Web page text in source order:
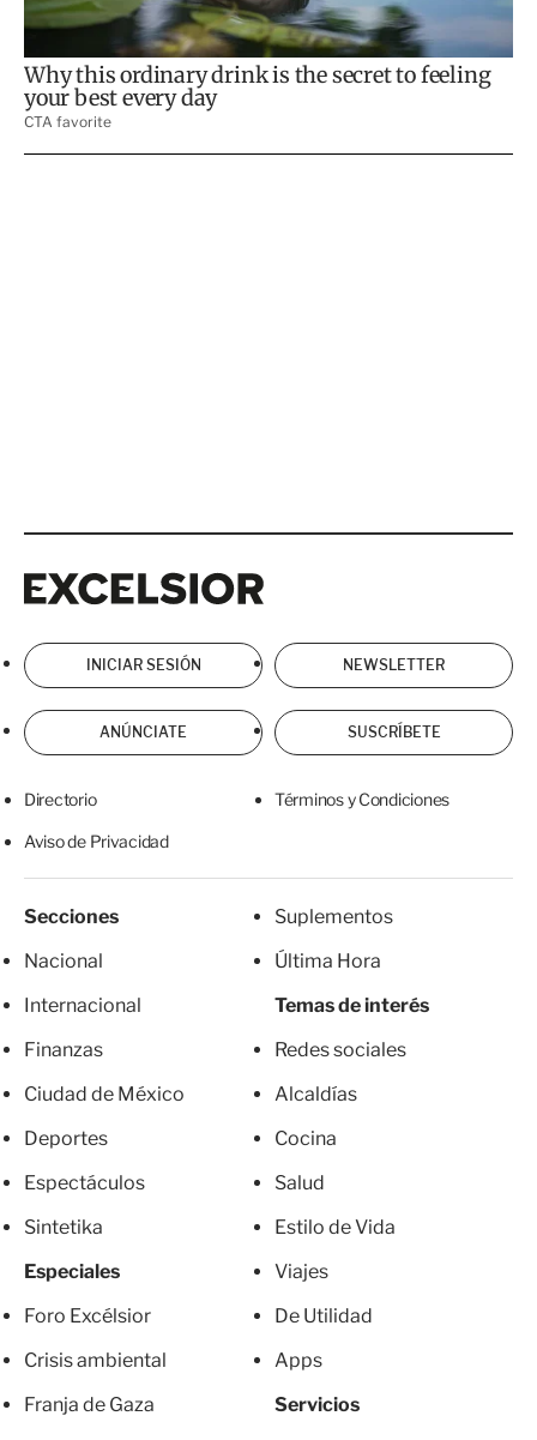
INICIAR SESIÓN NEWSLETTER
ANÚNCIATE SUSCRÍBETE
Directorio Términos y Condiciones
Aviso de Privacidad
Secciones
Nacional
Internacional
Finanzas
Ciudad de México
Deportes
Espectáculos
Sintetika
Especiales
Foro Excélsior
Crisis ambiental
Franja de Gaza
Suplementos
Última Hora
Temas de interés
Redes sociales
Alcaldías
Cocina
Salud
Estilo de Vida
Viajes
De Utilidad
Apps
Servicios